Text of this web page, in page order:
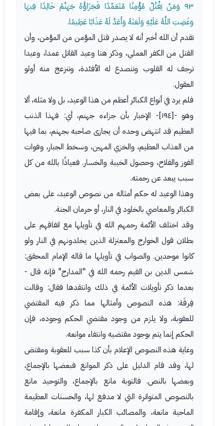
٩٣ وَمَنْ يَقْتُلْ مُؤْمِنًا مُتَعَمِّدًا فَجَزَاؤُهُ جَهَنَّمُ خَالِدًا فِيهَا
وَغَضِبَ اللَّهُ عَلَيْهِ وَلَعَنَهُ وَأَعَدَّ لَهُ عَذَابًا عَظِيمًا.
تقدم أن الله أخبر أنه لا يصدر قتل المؤمن من المؤمن، وأن
القتل من الكفر العملي، وذكر هنا وعيد القاتل عمدا، وعيدا
ترجف له القلوب وتنصدع له الأفئدة، وتنزعج منه أولو
العقول.
فلم يرد في أنواع الكبائر أعظم من هذا الوعيد، بل ولا مثله، ألا
وهو -[١٩٤]- الإخبار بأن جزاءه جهنم، أي: فهذا الذنب
العظيم قد انتهض وحده أن يجازى صاحبه بجهنم، بما فيها
من العذاب العظيم، والخزي المهين، وسخط الجبار، وفوات
الفوز والفلاح، وحصول الخيبة والخسار. فعياذًا بالله من كل
سبب يبعد عن رحمته.
وهذا الوعيد له حكم أمثاله من نصوص الوعيد، على بعض
الكبائر والمعاصي بالخلود في النار، أو حرمان الجنة.
وقد اختلف الأئمة رحمهم الله في تأويلها مع اتفاقهم على
بطلان قول الخوارج والمعتزلة الذين يخلدونهم في النار ولو
كانوا موحدين. والصواب في تأويلها ما قاله الإمام المحقق:
شمس الدين بن القيم رحمه الله في "المدارج" فإنه قال -
بعدما ذكر تأويلات الأئمة في ذلك وانتقدها فقال: وقالت
فِرقَة: هذه النصوص وأمثالها مما ذكر فيه المقتضي
للعقوبة، ولا يلزم من وجود مقتضي الحكم وجوده، فإن
الحكم إنما يتم بوجود مقتضيه وانتفاء موانعه.
وغاية هذه النصوص الإعلام بأن كذا سبب للعقوبة ومقتض
لها، وقد قام الدليل على ذكر الموانع فبعضها بالإجماع،
وبعضها بالنص. فالتوبة مانع بالإجماع، والتوحيد مانع
بالنصوص المتواترة التي لا مدفع لها، والحسنات العظيمة
الماحية مانعة، والمصائب الكبار المكفرة مانعة، وإقامة